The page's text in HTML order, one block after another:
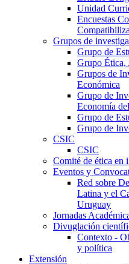
Unidad
Encuestas
Grupos de
Grupo de
Grupo Ética,
Grupos de
Económica
Grupo de
Economía
Grupo de
Grupo de
CSIC
CSIC
Comité de ética en
Eventos y
Red sobre
Latina y el
Uruguay
Jornadas
Divuglación
Contexto -
y política
Extensión